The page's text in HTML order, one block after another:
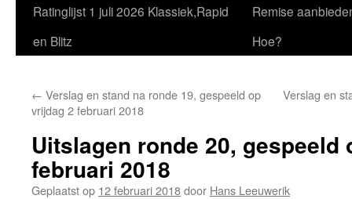
Ratinglijst 1 juli 2026 Klassiek,Rapid
en Blitz
Remise
Hoe?
← Verslag en stand na ronde 19, gespeeld op
vrijdag 2 februari 2018
Verslag en
Uitslagen ronde 20, gespeeld
februari 2018
Geplaatst op 12 februari 2018door Hans Leeuwerik